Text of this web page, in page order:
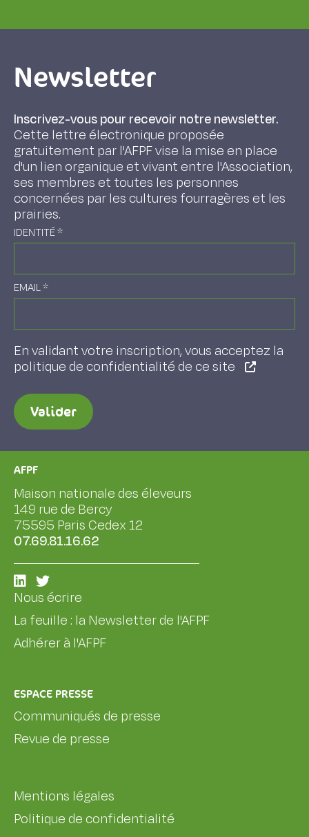
Newsletter
Inscrivez-vous pour recevoir notre newsletter.
Cette lettre électronique proposée
gratuitement par l'AFPF vise la mise en place
d'un lien organique et vivant entre l'Association,
ses membres et toutes les personnes
concernées par les cultures fourragères et les
prairies.
IDENTITÉ*
EMAIL*
En validant votre inscription, vous acceptez la
politique de confidentialité de ce site
Valider
AFPF
Maison nationale des éleveurs
149 rue de Bercy
75595 Paris Cedex 12
07.69.81.16.62
Nous écrire
La feuille : la Newsletter de l'AFPF
Adhérer à l'AFPF
ESPACE PRESSE
Communiqués de presse
Revue de presse
Mentions légales
Politique de confidentialité